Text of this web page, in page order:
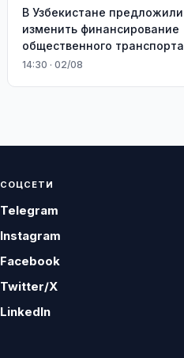
В Узбекистане предложили
изменить финансирование
общественного транспорта
14:30 · 02/08
СОЦСЕТИ
Telegram
Instagram
Facebook
Twitter/X
LinkedIn